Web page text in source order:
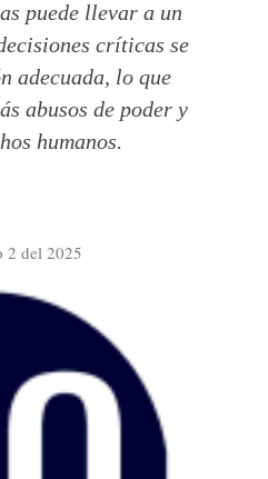
puede llevar a un
críticas se
adecuada, lo que
abusos de poder y
humanos.
2 del 2025